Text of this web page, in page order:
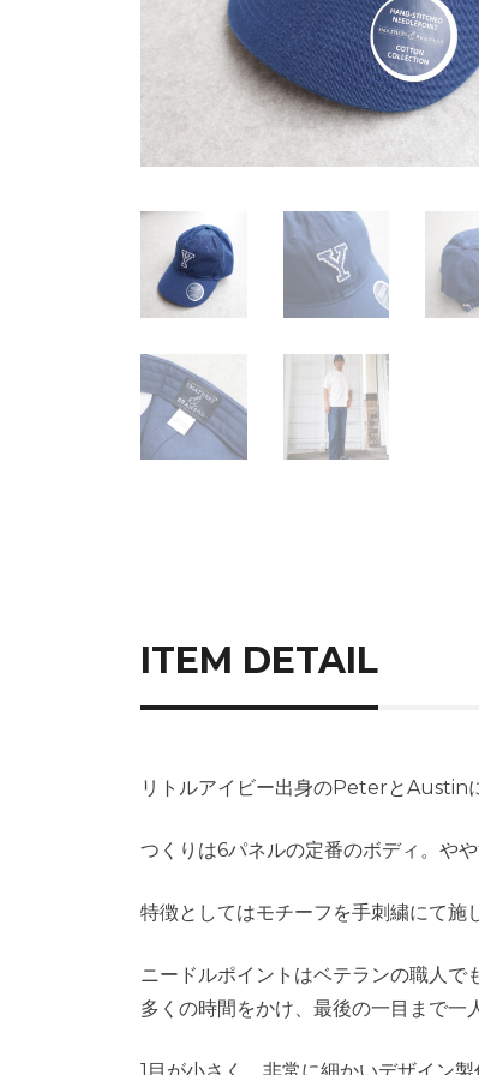
ITEM DETAIL
リトルアイビー出身のPeterとAustin
つくりは6パネルの定番のボディ。や
特徴としてはモチーフを手刺繍にて施
ニードルポイントはベテランの職人で
多くの時間をかけ、最後の一目まで一